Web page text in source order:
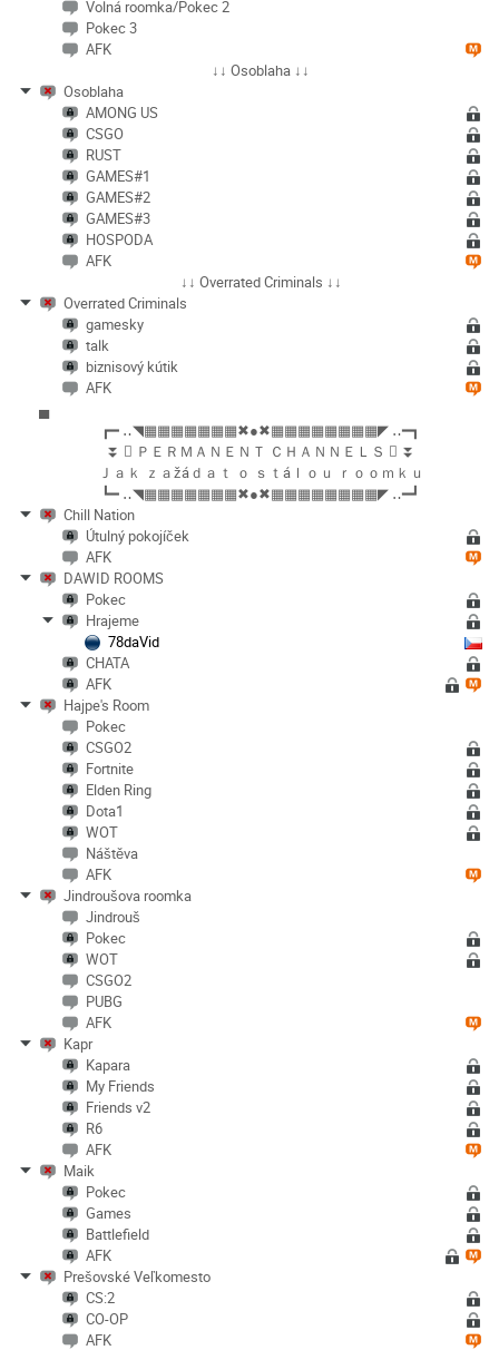
Volná roomka/Pokec 2
Pokec 3
AFK
↓↓ Osoblaha ↓↓
Osoblaha
AMONG US
CSGO
RUST
GAMES#1
GAMES#2
GAMES#3
HOSPODA
AFK
↓↓ Overrated Criminals ↓↓
Overrated Criminals
gamesky
talk
biznisový kútik
AFK
▄
┏━ ‥◥▦▦▦▦▦▦▦✖●✖▦▦▦▦▦▦▦▦◤ ‥━┓
⏬  ＰＥＲＭＡＮＥＮＴ ＣＨＡＮＮＥＬＳ  ⏬
Ｊａｋ ｚａžáｄａｔ ｏ ｓｔáｌｏｕ ｒｏｏｍｋｕ
┗━ ‥◥▦▦▦▦▦▦▦✖●✖▦▦▦▦▦▦▦▦◤ ‥━┛
Chill Nation
Útulný pokojíček
AFK
DAWID ROOMS
Pokec
Hrajeme
78daVid
CHATA
AFK
Hajpe's Room
Pokec
CSGO2
Fortnite
Elden Ring
Dota1
WOT
Náštěva
AFK
Jindroušova roomka
Jindrouš
Pokec
WOT
CSGO2
PUBG
AFK
Kapr
Kapara
My Friends
Friends v2
R6
AFK
Maik
Pokec
Games
Battlefield
AFK
Prešovské Veľkomesto
CS:2
CO-OP
AFK